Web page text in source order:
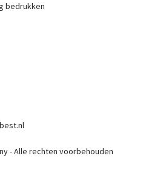
bedrukken
- Alle rechten voorbehouden